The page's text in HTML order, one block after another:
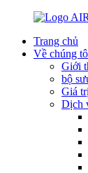
Trang chủ
Về chúng
Giới
bộ
Giá
Dịch